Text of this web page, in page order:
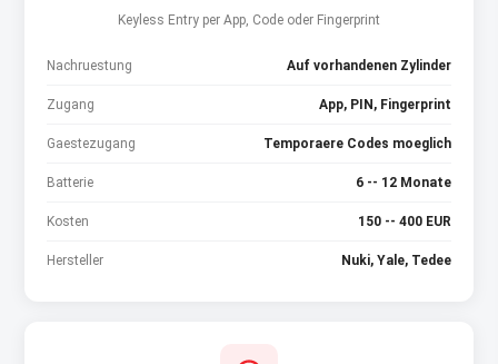
Keyless Entry per App, Code oder Fingerprint
Nachruestung Auf vorhandenen Zylinder
Zugang App, PIN, Fingerprint
Gaestezugang Temporaere Codes moeglich
Batterie 6 -- 12 Monate
Kosten 150 -- 400 EUR
Hersteller Nuki, Yale, Tedee